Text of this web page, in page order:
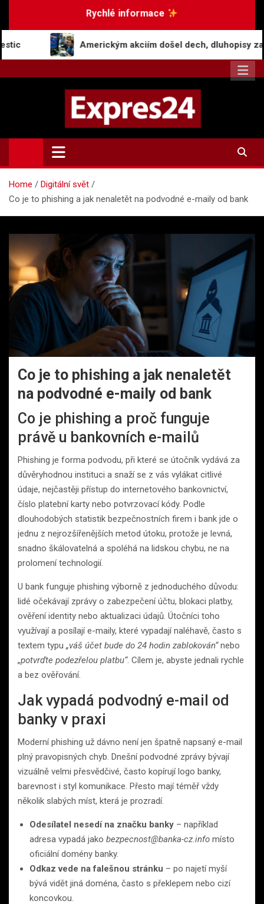
Rychlé informace
Americkým akciím došel dech, dluhopisy zaznamenaly pokles
Expres24.cz
Rychlé zprávy po celý den
Home
Digitální svět
Co je to phishing a jak nenaletět na podvodné e-maily od bank
Co je to phishing a jak nenaletět
na podvodné e-maily od bank
Co je phishing a proč funguje
právě u bankovních e-mailů
Phishing je forma podvodu, při které se útočník vydává za
důvěryhodnou instituci a snaží se z vás vylákat citlivé
údaje, nejčastěji přístup do internetového bankovnictví,
číslo platební karty nebo potvrzovací kódy. Podle
dlouhodobých statistik bezpečnostních firem i bank jde o
jednu z nejrozšířenějších metod útoku, protože je levná,
snadno škálovatelná a spoléhá na lidskou chybu, ne na
prolomení technologií.
U bank funguje phishing výborně z jednoduchého důvodu:
lidé očekávají zprávy o zabezpečení účtu, blokaci platby,
ověření identity nebo aktualizaci údajů. Útočníci toho
využívají a posílají e-maily, které vypadají naléhavě, často s
textem typu „váš účet bude do 24 hodin zablokován“nebo
„potvrďte podezřelou platbu“. Cílem je, abyste jednali rychle
a bez ověřování.
Jak vypadá podvodný e-mail od
banky v praxi
Moderní phishing už dávno není jen špatně napsaný e-mail
plný pravopisných chyb. Dnešní podvodné zprávy bývají
vizuálně velmi přesvědčivé, často kopírují logo banky,
barevnost i styl komunikace. Přesto mají téměř vždy
několik slabých míst, která je prozradí.
Odesílatel nesedí na značku banky – například
adresa vypadá jako bezpecnost@banka-cz.info místo
oficiální domény banky.
Odkaz vede na falešnou stránku – po najetí myší
bývá vidět jiná doména, často s překlepem nebo cizí
koncovkou.